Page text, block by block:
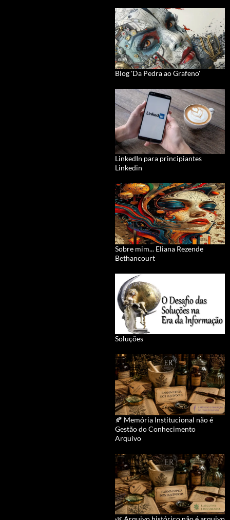
Blog 'Da Pedra ao Grafeno'
LinkedIn para principiantes
Linkedin
Sobre mim... Eliana Rezende
Bethancourt
Soluções
🍂 Memória Institucional não é
Gestão do Conhecimento
Arquivo